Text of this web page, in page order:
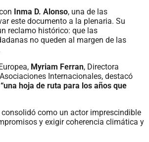
Inma D. Alonso, una de las
este documento a la plenaria. Su
reclamo histórico: que las
no queden al margen de las
Myriam Ferran, Directora
Internacionales, destacó
“una hoja de ruta para los años que
como un actor imprescindible
y exigir coherencia climática y